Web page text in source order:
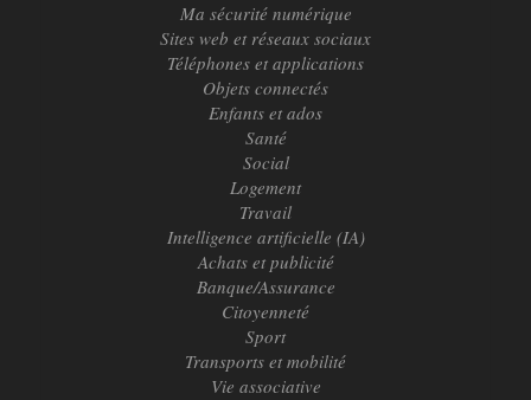
Ma sécurité numérique
Sites web et réseaux sociaux
Téléphones et applications
Objets connectés
Enfants et ados
Santé
Social
Logement
Travail
Intelligence artificielle (IA)
Achats et publicité
Banque/Assurance
Citoyenneté
Sport
Transports et mobilité
Vie associative